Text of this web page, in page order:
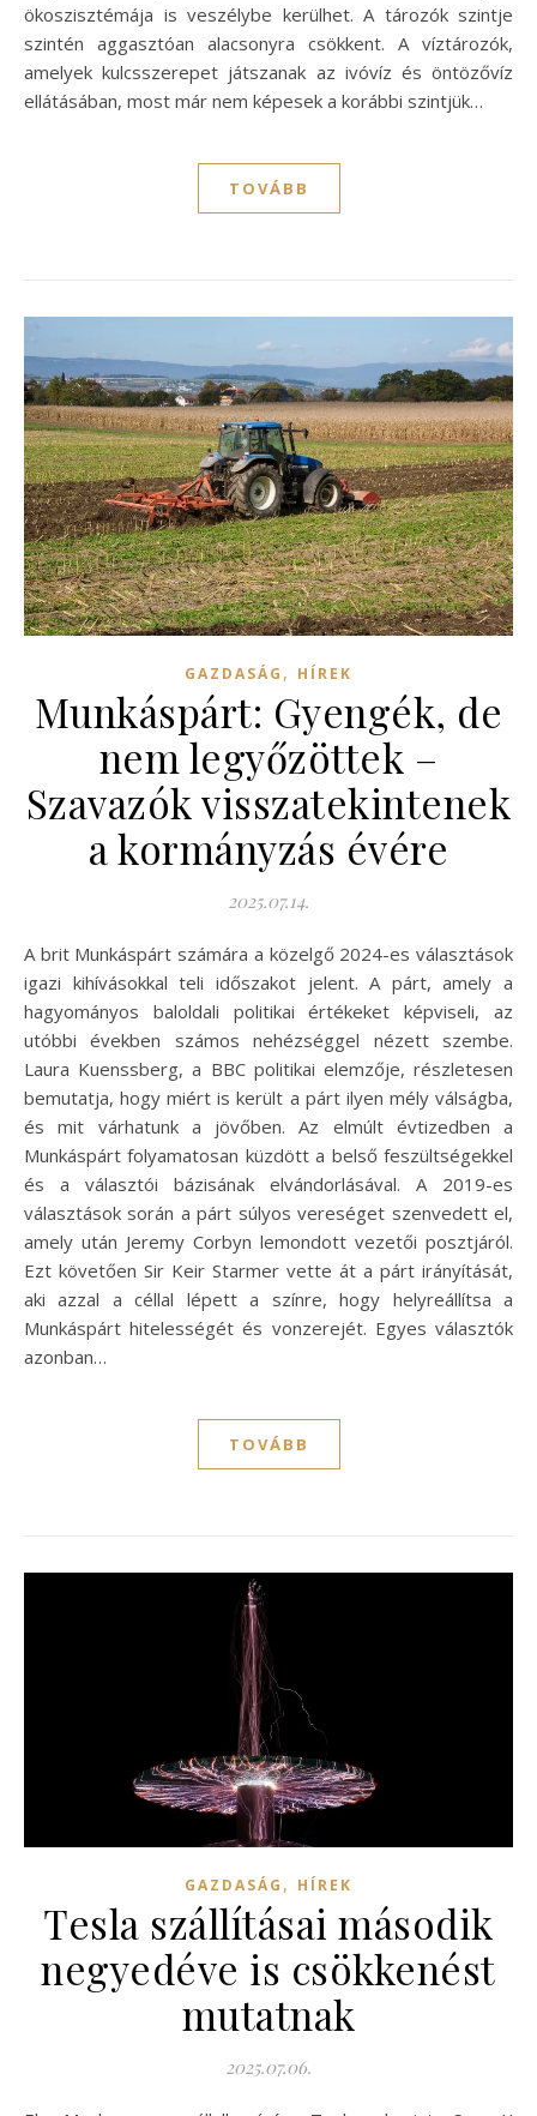
ökoszisztémája is veszélybe kerülhet. A tározók szintje
szintén aggasztóan alacsonyra csökkent. A víztározók,
amelyek kulcsszerepet játszanak az ivóvíz és öntözővíz
ellátásában, most már nem képesek a korábbi szintjük…
TOVÁBB
GAZDASÁG , HÍREK
Munkáspárt: Gyengék, de
nem legyőzöttek –
Szavazók visszatekintenek
a kormányzás évére
2025.07.14.
A brit Munkáspárt számára a közelgő 2024-es választások
igazi kihívásokkal teli időszakot jelent. A párt, amely a
hagyományos baloldali politikai értékeket képviseli, az
utóbbi években számos nehézséggel nézett szembe.
Laura Kuenssberg, a BBC politikai elemzője, részletesen
bemutatja, hogy miért is került a párt ilyen mély válságba,
és mit várhatunk a jövőben. Az elmúlt évtizedben a
Munkáspárt folyamatosan küzdött a belső feszültségekkel
és a választói bázisának elvándorlásával. A 2019-es
választások során a párt súlyos vereséget szenvedett el,
amely után Jeremy Corbyn lemondott vezetői posztjáról.
Ezt követően Sir Keir Starmer vette át a párt irányítását,
aki azzal a céllal lépett a színre, hogy helyreállítsa a
Munkáspárt hitelességét és vonzerejét. Egyes választók
azonban…
TOVÁBB
GAZDASÁG , HÍREK
Tesla szállításai második
negyedéve is csökkenést
mutatnak
2025.07.06.